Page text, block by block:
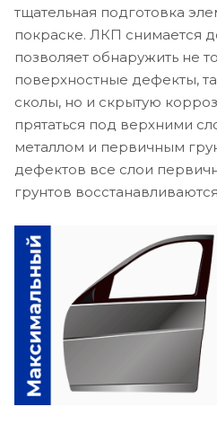
тщательная подготовка
покраске. ЛКП снимается
позволяет обнаружить не
поверхностные дефекты,
сколы, но и скрытую
прятаться под верхними
металлом и первичным
дефектов все слои
грунтов